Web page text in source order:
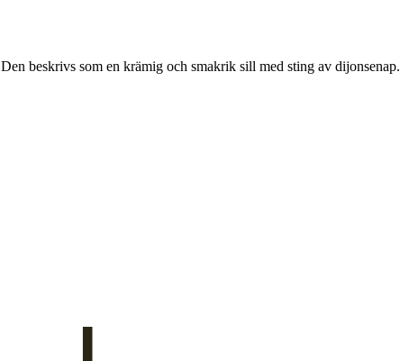
beskrivs som en krämig och smakrik sill med sting av dijonsenap.